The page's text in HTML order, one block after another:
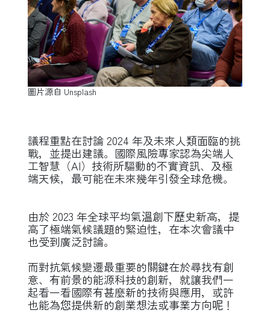
圖片源自 Unsplash
議程重點在討論 2024 年及未來人類面臨的挑
戰，並提出建議。國際風險專家認為尖端人
工智慧（AI）技術所驅動的不實資訊、及極
端天候，最可能在未來幾年引發全球危機。
由於 2023 年全球平均氣溫創下歷史新高，提
高了極端氣候議題的緊迫性，在本次會議中
也受到廣泛討論。
而對抗氣候變遷最重要的關鍵在於尋找有創
意、有前景的能源科技的創新，就讓我們一
起看一看國際有甚麼新的技術與應用，或許
也能為您提供新的創業想法或事業方向呢！